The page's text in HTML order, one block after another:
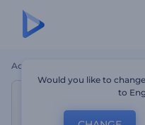
Accueil Promo De
Would you like to
to